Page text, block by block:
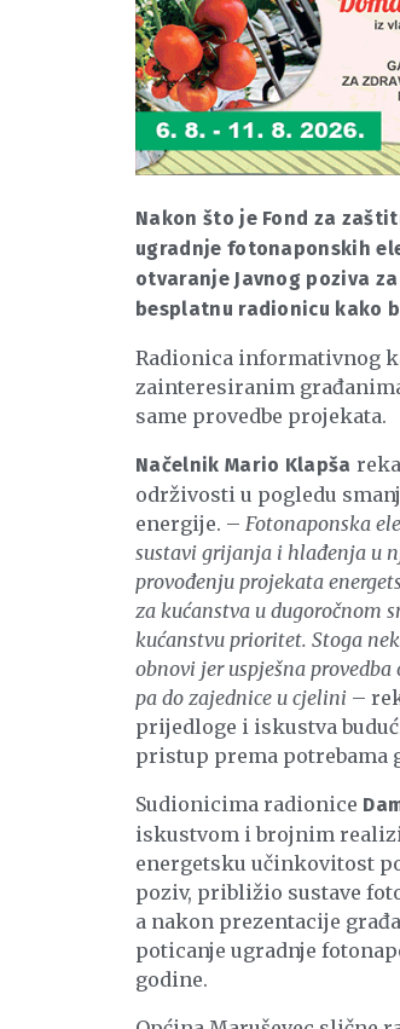
Nakon što je Fond za
ugradnje fotonaponskih
otvaranje Javnog poziva
besplatnu radionicu kako
Radionica informativnog
zainteresiranim
same provedbe projekata.
Načelnik Mario Klapša
održivosti u pogledu
energije. –Fotonaponska
sustavi grijanja i hlađenja u
provođenju projekata
za kućanstva u dugoročnom
kućanstvu prioritet. Stoga
obnovi jer uspješna
pa do zajednice u cjelini –
prijedloge i iskustva
pristup prema potrebama
Sudionicima radionice
iskustvom i brojnim
energetsku učinkovitost
poziv, približio sustave
a nakon prezentacije
poticanje ugradnje
godine.